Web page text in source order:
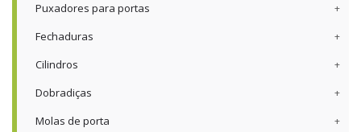
Puxadores para portas
Fechaduras
Cilindros
Dobradiças
Molas de porta